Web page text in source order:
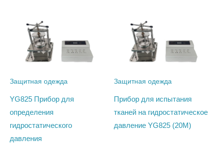
Защитная одежда
YG825 Прибор для
определения
гидростатического
давления
Защитная одежда
Прибор для испытания
тканей на гидростатическое
давление YG825 (20M)